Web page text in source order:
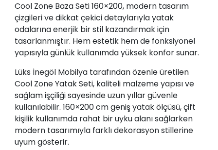
Cool Zone Baza Seti 160×200, modern tasarım
çizgileri ve dikkat çekici detaylarıyla yatak
odalarına enerjik bir stil kazandırmak için
tasarlanmıştır. Hem estetik hem de fonksiyonel
yapısıyla günlük kullanımda yüksek konfor sunar.
Lüks İnegöl Mobilya tarafından özenle üretilen
Cool Zone Yatak Seti, kaliteli malzeme yapısı ve
sağlam işçiliği sayesinde uzun yıllar güvenle
kullanılabilir. 160×200 cm geniş yatak ölçüsü, çift
kişilik kullanımda rahat bir uyku alanı sağlarken
modern tasarımıyla farklı dekorasyon stillerine
uyum gösterir.